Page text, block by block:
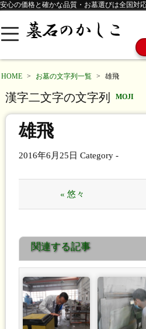
安心の価格と確かな品質・お墓選びは全国対
HOME > お墓の文字列一覧 > 雄飛
漢字二文字の文字列 MOJI
雄飛
2016年6月25日 Category -
« 悠々
関連する記事